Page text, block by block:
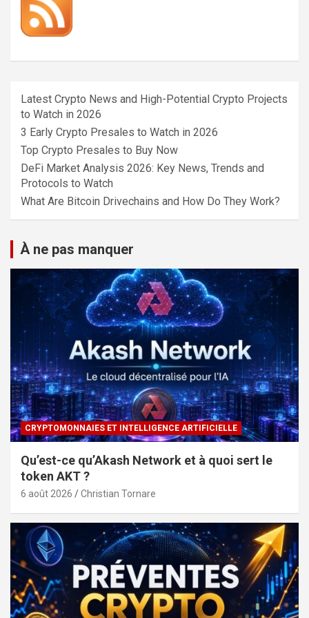
Latest Crypto News and High-Potential Crypto Projects
to Watch in 2026
3 Early Crypto Presales to Watch in 2026
Top Crypto Presales to Buy Now
DeFi Market Analysis 2026: Key News, Trends and
Protocols to Watch
What Are Bitcoin Drivechains and How Do They Work?
À ne pas manquer
CRYPTOMONNAIES ET INTELLIGENCE ARTIFICIELLE
Qu’est-ce qu’Akash Network et à quoi sert le
token AKT ?
6 août 2026 Christian Tornare